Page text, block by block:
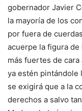
gobernador Javier
la mayoría de los
por fuera de
acuerpe la figura de
más fuertes de
ya estén pintándole
se exigirá que a la
derechos a salvo